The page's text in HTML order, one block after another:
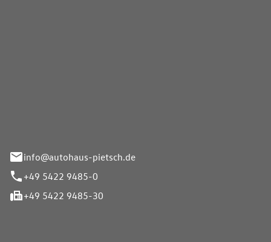
info@autohaus-pietsch.de
+49 5422 9485-0
+49 5422 9485-30